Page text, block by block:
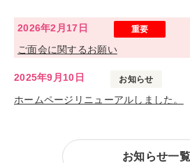
2026年2月17日 重要
ご面会に関するお願い
2025年9月10日 お知らせ
ホームページリニューアルしました。
お知らせ一覧